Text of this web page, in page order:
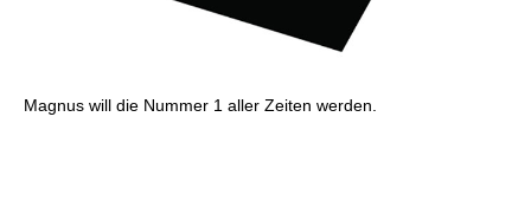
Magnus will die Nummer 1 aller Zeiten werden.